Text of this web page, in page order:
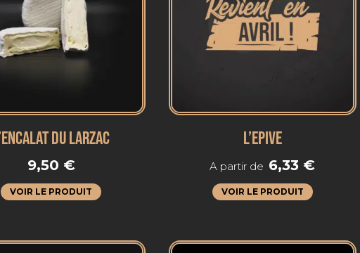
DU LARZAC
9,50 €
VOIR LE PRODUIT
L’EPIVE
A partir de 6,33 €
VOIR LE PRODUIT